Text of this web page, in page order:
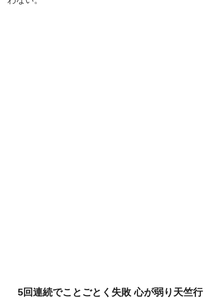
5回連続でことごとく失敗 心が弱り天竺行